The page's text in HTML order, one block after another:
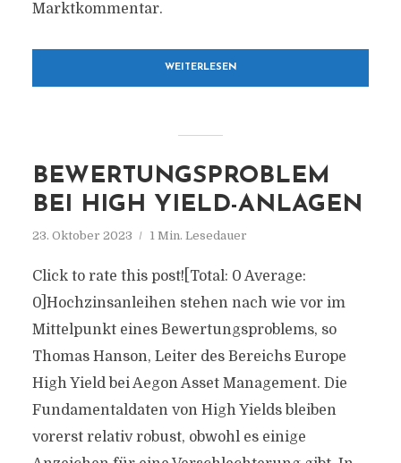
Marktkommentar.
WEITERLESEN
BEWERTUNGSPROBLEM
BEI HIGH YIELD-ANLAGEN
23. Oktober 2023 1 Min. Lesedauer
Click to rate this post![Total: 0 Average:
0]Hochzinsanleihen stehen nach wie vor im
Mittelpunkt eines Bewertungsproblems, so
Thomas Hanson, Leiter des Bereichs Europe
High Yield bei Aegon Asset Management. Die
Fundamentaldaten von High Yields bleiben
vorerst relativ robust, obwohl es einige